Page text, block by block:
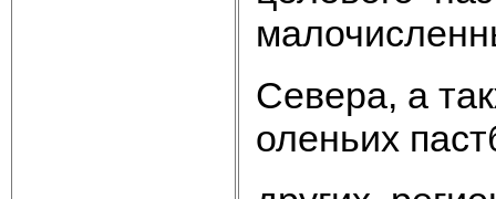
Севера, а
оленьих